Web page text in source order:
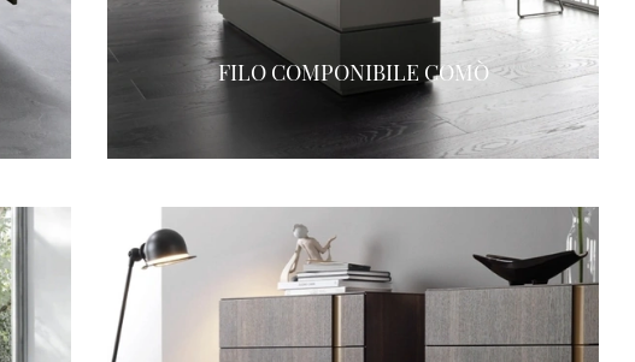
FILO COMPONIBILE COMÒ